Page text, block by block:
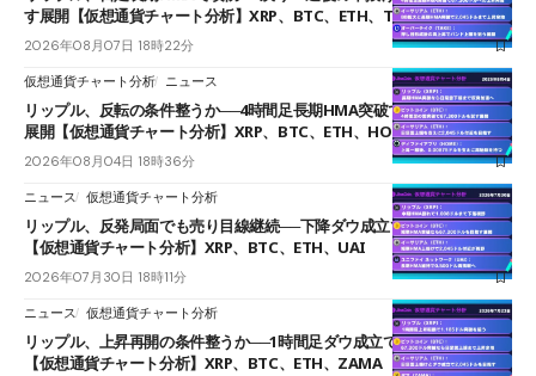
す展開【仮想通貨チャート分析】XRP、BTC、ETH、TAKE
2026年08月07日 18時22分
仮想通貨チャート分析 ニュース
リップル、反転の条件整うか──4時間足長期HMA突破で雲下端を目指す
展開【仮想通貨チャート分析】XRP、BTC、ETH、HOME
2026年08月04日 18時36分
ニュース 仮想通貨チャート分析
リップル、反発局面でも売り目線継続──下降ダウ成立で下値追う展開
【仮想通貨チャート分析】XRP、BTC、ETH、UAI
2026年07月30日 18時11分
ニュース 仮想通貨チャート分析
リップル、上昇再開の条件整うか──1時間足ダウ成立で1.185ドルを狙う
【仮想通貨チャート分析】XRP、BTC、ETH、ZAMA